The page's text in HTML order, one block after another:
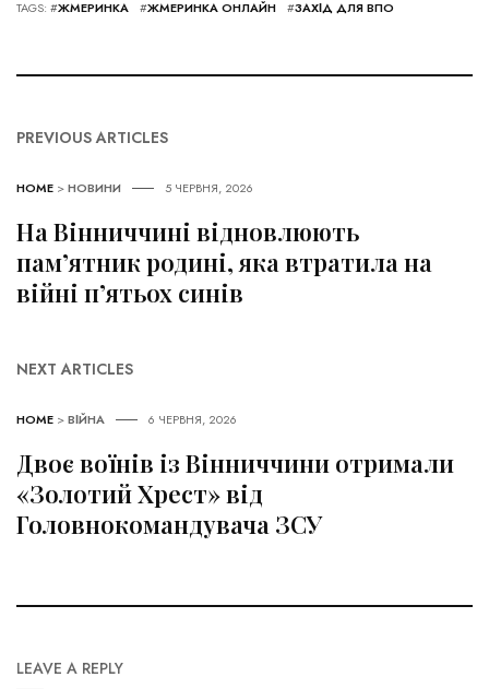
TAGS: #ЖМЕРИНКА #ЖМЕРИНКА ОНЛАЙН #ЗАХІД ДЛЯ ВПО
PREVIOUS ARTICLES
HOME >НОВИНИ 5 ЧЕРВНЯ, 2026
На Вінниччині відновлюють
пам’ятник родині, яка втратила на
війні п’ятьох синів
NEXT ARTICLES
HOME >ВІЙНА 6 ЧЕРВНЯ, 2026
Двоє воїнів із Вінниччини отримали
«Золотий Хрест» від
Головнокомандувача ЗСУ
LEAVE A REPLY